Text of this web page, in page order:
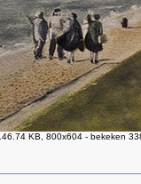
KB, 800x604 - bekeken